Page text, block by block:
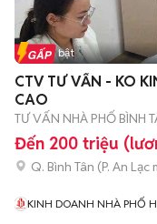
Tin nổi bật
CTV TƯ VẤN - KO
CAO
TƯ VẤN NHÀ PHỐ BÌNH
Đến 200 triệu
Q. Bình Tân (P. An Lạc
KINH DOANH NHÀ PHỐ